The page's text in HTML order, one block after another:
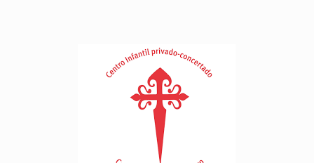
COLEGIO INTERNACIONAL G. NICOLI
Paseo de Eduardo Dato, 4, 28010 (Chamberí)